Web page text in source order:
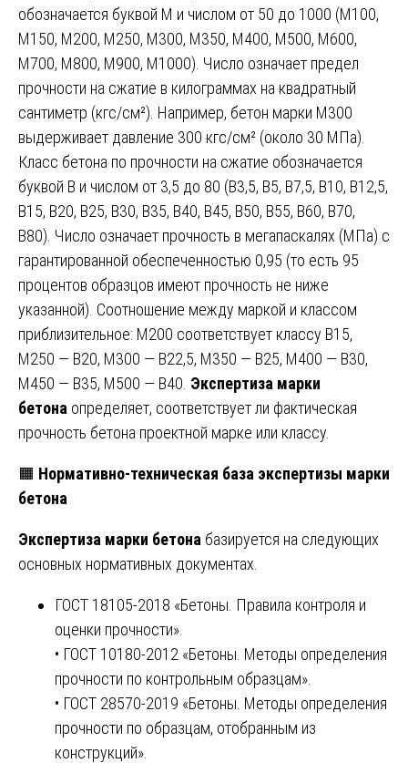
обозначается буквой М и числом от 50 до 1000 (М100,
М150, М200, М250, М300, М350, М400, М500, М600,
М700, М800, М900, М1000). Число означает предел
прочности на сжатие в килограммах на квадратный
сантиметр (кгс/см²). Например, бетон марки М300
выдерживает давление 300 кгс/см² (около 30 МПа).
Класс бетона по прочности на сжатие обозначается
буквой В и числом от 3,5 до 80 (В3,5, В5, В7,5, В10, В12,5,
В15, В20, В25, В30, В35, В40, В45, В50, В55, В60, В70,
В80). Число означает прочность в мегапаскалях (МПа) с
гарантированной обеспеченностью 0,95 (то есть 95
процентов образцов имеют прочность не ниже
указанной). Соотношение между маркой и классом
приблизительное: М200 соответствует классу В15,
М250 — В20, М300 — В22,5, М350 — В25, М400 — В30,
М450 — В35, М500 — В40. Экспертиза марки
бетона определяет, соответствует ли фактическая
прочность бетона проектной марке или классу.
🟧 Нормативно-техническая база экспертизы марки
бетона
Экспертиза марки бетона базируется на следующих
основных нормативных документах.
ГОСТ 18105-2018 «Бетоны. Правила контроля и
оценки прочности».
• ГОСТ 10180-2012 «Бетоны. Методы определения
прочности по контрольным образцам».
• ГОСТ 28570-2019 «Бетоны. Методы определения
прочности по образцам, отобранным из
конструкций».